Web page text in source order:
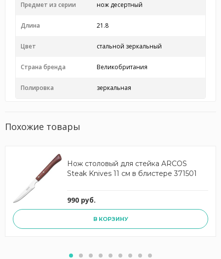
Предмет из серии нож десертный
Длина 21.8
Цвет стальной зеркальный
Страна бренда Великобритания
Полировка зеркальная
Похожие товары
Нож столовый для стейка ARCOS
Steak Knives 11 см в блистере 371501
990 руб.
В КОРЗИНУ